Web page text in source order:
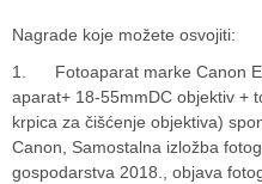
Nagrade koje možete osvojiti:
1. Fotoaparat marke Canon
aparat+ 18-55mmDC objektiv +
krpica za čišćenje objektiva)
Canon, Samostalna izložba
gospodarstva 2018., objava